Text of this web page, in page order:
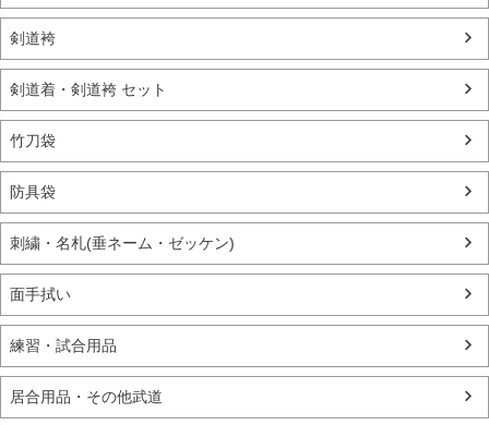
剣道袴
剣道着・剣道袴 セット
竹刀袋
防具袋
刺繍・名札(垂ネーム・ゼッケン)
面手拭い
練習・試合用品
居合用品・その他武道